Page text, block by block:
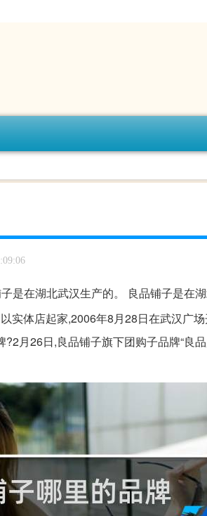
是在湖北武汉生产的。 良品铺子是在
实体店起家,2006年8月28日在武汉广
月26日,良品铺子旗下团购子品牌“良